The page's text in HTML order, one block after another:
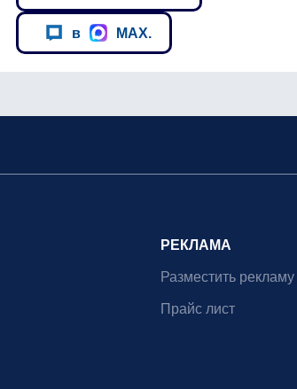
в MAX.
РЕКЛАМА
Разместить рекламу
Прайс лист